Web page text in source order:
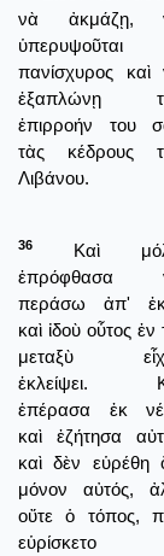
νὰ ἀκμάζῃ,
ὑπερυψοῦται
πανίσχυρος καὶ
ἐξαπλώνῃ
ἐπιρροήν του
τὰς κέδρους
Λιβάνου.
36
Καὶ
ἐπρόφθασα
περάσω ἀπ'
καὶ ἰδοὺ οὗτος ἐν
μεταξὺ
ἐκλείψει.
ἐπέρασα ἐκ
καὶ ἐζήτησα
καὶ δὲν εὑρέθη
μόνον αὐτός,
οὔτε ὁ τόπος,
εὑρίσκετο